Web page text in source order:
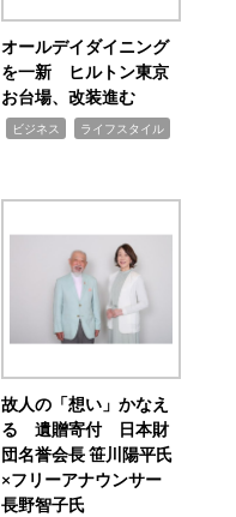
オールデイダイニング
を一新 ヒルトン東京
お台場、改装進む
ビジネス ライフスタイル
故人の「想い」かなえ
る 遺贈寄付 日本財
団名誉会長 笹川陽平氏
×フリーアナウンサー
長野智子氏